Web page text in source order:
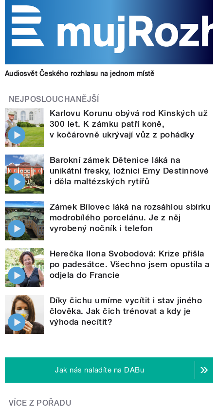
Audiosvět Českého rozhlasu na jednom místě
NEJPOSLOUCHANĚJŠÍ
Karlovu Korunu obývá rod Kinských už
300 let. K zámku patří koně,
v kočárovně ukrývají vůz z pohádky
Barokní zámek Dětenice láká na
unikátní fresky, ložnici Emy Destinnové
i děla maltézských rytířů
Zámek Bílovec láká na rozsáhlou sbírku
modrobílého porcelánu. Je z něj
vyrobený nočník i telefon
Herečka Ilona Svobodová: Krize přišla
po padesátce. Všechno jsem opustila a
odjela do Francie
Díky čichu umíme vycítit i stav jiného
člověka. Jak čich trénovat a kdy je
výhoda necítit?
Jak nás naladíte na DABu
VÍCE Z POŘADU